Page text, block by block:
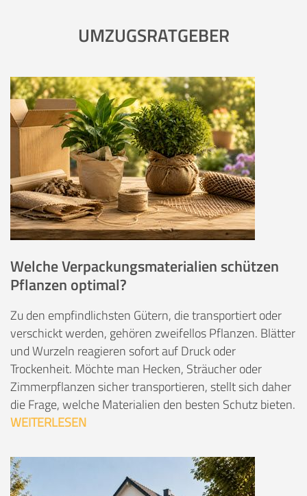
UMZUGSRATGEBER
Welche Verpackungsmaterialien schützen
Pflanzen optimal?
Zu den empfindlichsten Gütern, die transportiert oder
verschickt werden, gehören zweifellos Pflanzen. Blätter
und Wurzeln reagieren sofort auf Druck oder
Trockenheit. Möchte man Hecken, Sträucher oder
Zimmerpflanzen sicher transportieren, stellt sich daher
die Frage, welche Materialien den besten Schutz bieten.
WEITERLESEN